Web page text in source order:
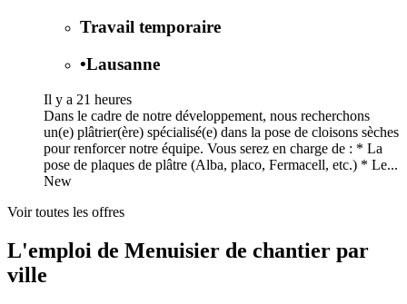
Travail temporaire
•Lausanne
Il y a 21 heures
Dans le cadre de notre développement, nous recherchons
un(e) plâtrier(ère) spécialisé(e) dans la pose de cloisons sèches
pour renforcer notre équipe. Vous serez en charge de : * La
pose de plaques de plâtre (Alba, placo, Fermacell, etc.) * Le...
New
Voir toutes les offres
L'emploi de Menuisier de chantier par
ville